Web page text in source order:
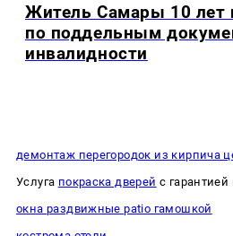
Житель Самары 10 лет
по поддельным
инвалидности
демонтаж перегородок из кирпича
Услуга покраска дверей с
окна раздвижные patio гамошкой